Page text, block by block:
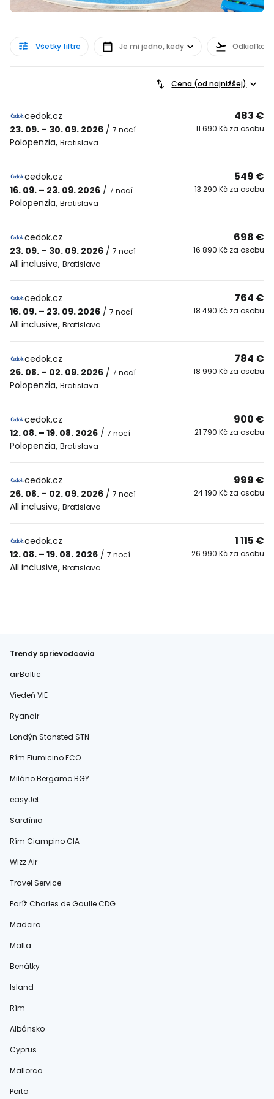
Všetky filtre Je mi jedno, kedy
Cena (od najnižšej)
cedok.cz
23. 09. – 30. 09. 2026 / 7 nocí
Polopenzia, Bratislava
483 €
11 690 Kč za osobu
cedok.cz
16. 09. – 23. 09. 2026 / 7 nocí
Polopenzia, Bratislava
549 €
13 290 Kč za osobu
cedok.cz
23. 09. – 30. 09. 2026 / 7 nocí
All inclusive, Bratislava
698 €
16 890 Kč za osobu
cedok.cz
16. 09. – 23. 09. 2026 / 7 nocí
All inclusive, Bratislava
764 €
18 490 Kč za osobu
cedok.cz
26. 08. – 02. 09. 2026 / 7 nocí
Polopenzia, Bratislava
784 €
18 990 Kč za osobu
cedok.cz
12. 08. – 19. 08. 2026 / 7 nocí
Polopenzia, Bratislava
900 €
21 790 Kč za osobu
cedok.cz
26. 08. – 02. 09. 2026 / 7 nocí
All inclusive, Bratislava
999 €
24 190 Kč za osobu
cedok.cz
12. 08. – 19. 08. 2026 / 7 nocí
All inclusive, Bratislava
1 115 €
26 990 Kč za osobu
Trendy sprievodcovia
airBaltic
Viedeň VIE
Ryanair
Londýn Stansted STN
Rím Fiumicino FCO
Miláno Bergamo BGY
easyJet
Sardínia
Rím Ciampino CIA
Wizz Air
Travel Service
Paríž Charles de Gaulle CDG
Madeira
Malta
Benátky
Island
Rím
Albánsko
Cyprus
Mallorca
Porto